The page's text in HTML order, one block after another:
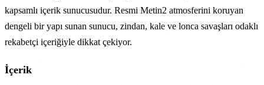
kapsamlı içerik sunucusudur. Resmi Metin2 atmosferini koruyan
dengeli bir yapı sunan sunucu, zindan, kale ve lonca savaşları odaklı
rekabetçi içeriğiyle dikkat çekiyor.
İçerik